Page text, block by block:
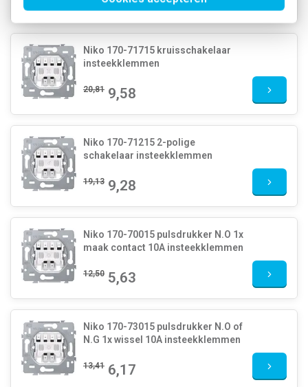
Niko 170-71715 kruisschakelaar
insteekklemmen
20,81 9,58
Niko 170-71215 2-polige
schakelaar insteekklemmen
19,13 9,28
Niko 170-70015 pulsdrukker N.O 1x
maak contact 10A insteekklemmen
12,50 5,63
Niko 170-73015 pulsdrukker N.O of
N.G 1x wissel 10A insteekklemmen
13,41 6,17